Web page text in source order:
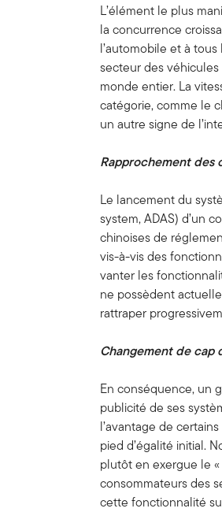
L’élément le plus
la concurrence
l’automobile et à
secteur des
monde entier. La
catégorie, comme le
un autre signe de
Rapprochement
Le lancement du
system, ADAS) d’un
chinoises de
vis-à-vis des
vanter les
ne possèdent
rattraper
Changement de cap
En conséquence, un
publicité de ses
l’avantage de
pied d’égalité initial.
plutôt en exergue le
consommateurs des
cette fonctionnalité